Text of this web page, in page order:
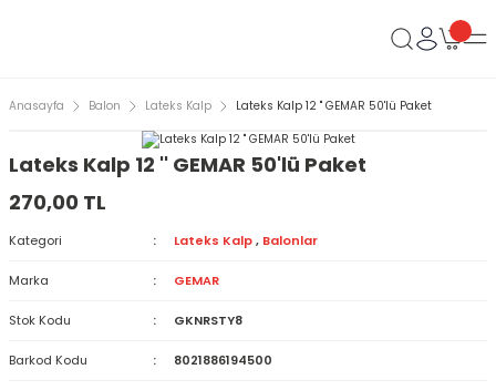
Anasayfa Balon Lateks Kalp Lateks Kalp 12 '' GEMAR 50'lü Paket
Lateks Kalp 12 '' GEMAR 50'lü Paket
270,00 TL
Kategori Lateks Kalp , Balonlar
Marka GEMAR
Stok Kodu GKNRSTY8
Barkod Kodu 8021886194500